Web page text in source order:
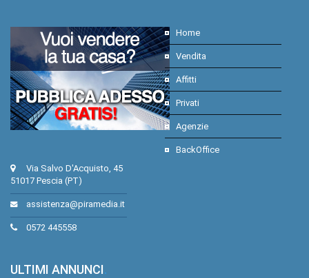
Via Salvo D'Acquisto, 45
51017 Pescia (PT)
assistenza@piramedia.it
0572 445558
Home
Vendita
Affitti
Privati
Agenzie
BackOffice
ULTIMI ANNUNCI.